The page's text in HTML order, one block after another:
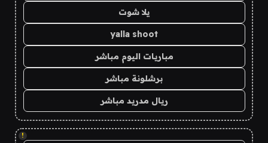
يلا شوت
yalla shoot
مباريات اليوم مباشر
برشلونة مباشر
ريال مدريد مباشر
!